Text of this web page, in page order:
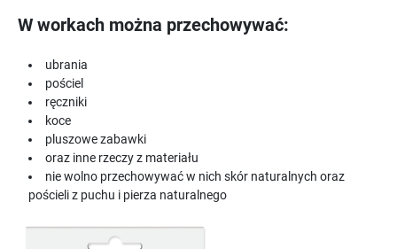
W workach można przechowywać:
ubrania
pościel
ręczniki
koce
pluszowe zabawki
oraz inne rzeczy z materiału
nie wolno przechowywać w nich skór naturalnych oraz
pościeli z puchu i pierza naturalnego